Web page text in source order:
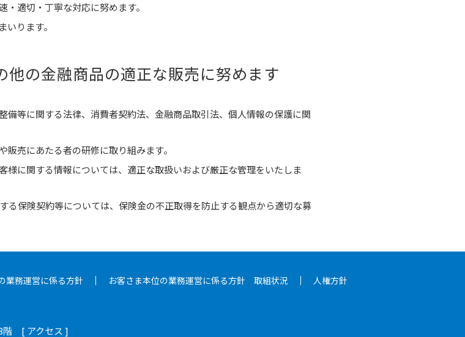
適切・丁寧な対応に努めます。
ります。
他の金融商品の適正な販売に努めます
備等に関する法律、消費者契約法、金融商品取引法、個人情報の保護に関
売にあたる者の研修に取り組みます。
様に関する情報については、適正な取扱いおよび厳正な管理をいたしま
る保険契約等については、保険金の不正取得を防止する観点から適切な募
業務運営に係る方針 お客さま本位の業務運営に係る方針 取組状況 人権方針
3階 [ アクセス ]